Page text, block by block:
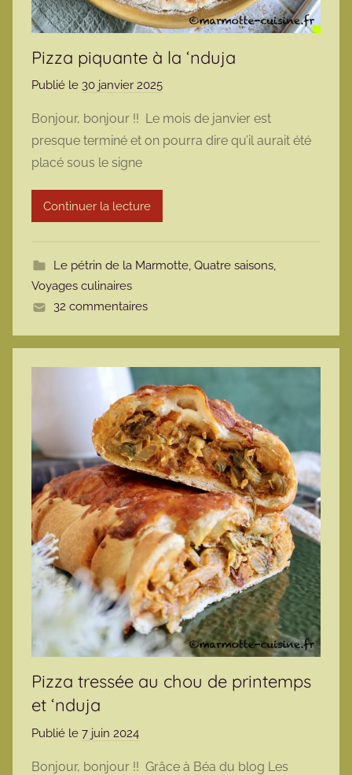
Pizza piquante à la ‘nduja
Publié le 30 janvier 2025
r
m
t
Bonjour, bonjour !! Le mois de janvier est
presque terminé et on pourra dire qu’il aurait été
placé sous le signe
Continuer la lecture
Le pétrin de la Marmotte, Quatre saisons,
Voyages culinaires
32 commentaires
Pizza tressée au chou de printemps
et ‘nduja
Publié le 7 juin 2024
Bonjour, bonjour !! Grâce à Béa du blog Les